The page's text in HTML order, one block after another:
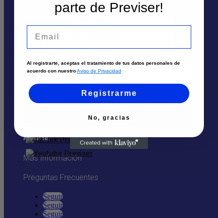
Contáctanos
Solicita un asesor
Atención por WhatsApp
Envía tu solicitud
Cali
Palmira
Armenia
Pereira
Solicita un asesor
Quiénes Somos
Ayuda
Más Información
Preguntas Frecuentes
Seguir
Seguir
Seguir
parte de Previser!
Al registrarte, aceptas el tratamiento de tus datos personales de
acuerdo con nuestroAviso de Privacidad
Registrarme
No, gracias